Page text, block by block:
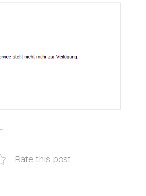
Rate this post